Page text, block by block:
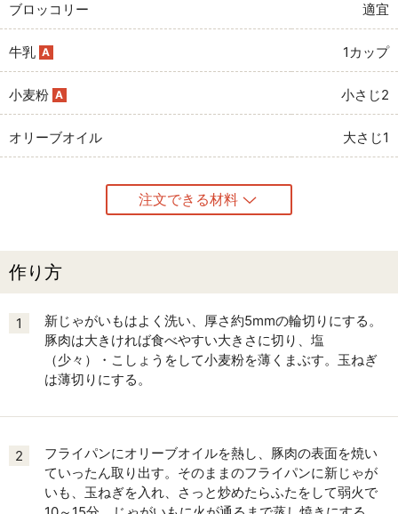
ブロッコリー 適宜
牛乳 A 1カップ
小麦粉 A 小さじ2
オリーブオイル 大さじ1
注文できる材料
作り方
1
新じゃがいもはよく洗い、厚さ約5mmの輪切りにする。
豚肉は大きければ食べやすい大きさに切り、塩
（少々）・こしょうをして小麦粉を薄くまぶす。玉ねぎ
は薄切りにする。
2
フライパンにオリーブオイルを熱し、豚肉の表面を焼い
ていったん取り出す。そのままのフライパンに新じゃが
いも、玉ねぎを入れ、さっと炒めたらふたをして弱火で